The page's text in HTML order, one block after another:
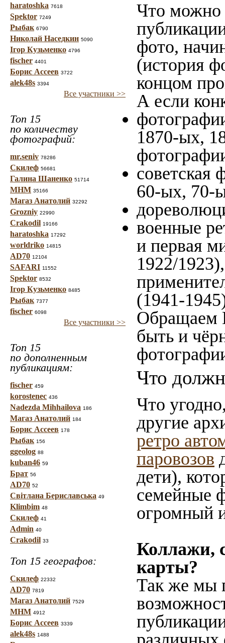
haratoshka 7618
Spektor 7249
Рыбак 6790
Николай Наседкин 5090
Ігор Кузьменко 4796
fischer 4401
Борис Ассеев 3722
alek48s 3394
Все участники >>
Топ 15
по количеству
фотографий:
mr.seniv 78286
Скилеф 56681
Галина Шаненко 51714
МНМ 35166
Магаз Анатолий 32292
Grozniy 22990
Crakodil 19166
haratoshka 17292
worldriko 14815
AD70 12104
SAFARI 11552
Spektor 8532
Ігор Кузьменко 8485
Рыбак 7377
fischer 6098
Все участники >>
Топ 15
по дополненным
публикациям:
fischer 459
korostenec 436
Nadezda Mihhailova 186
Магаз Анатолий 184
Борис Ассеев 178
Рыбак 156
ggeolog 88
kuban46 59
Брат 56
AD70 52
Світлана Бериславська 49
Klimbim 48
Скилеф 41
Admin 40
Crakodil 33
Топ 15 географов:
Скилеф 22332
AD70 7819
Магаз Анатолий 7529
МНМ 4912
Борис Ассеев 3339
alek48s 1488
Что можно
фото,
(история
концом
А если
1870-ых,
60-ых, 70-
военные
и первая
1922/
(1941-
Обращаем
быть и
Что
Что
другие
ретро
паровозов
дети),
семейные
огромный
Коллажи,
карты?
Так же мы